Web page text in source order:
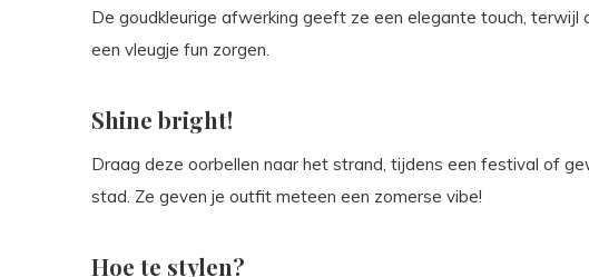
De goudkleurige afwerking geeft ze een elegante touch,
een vleugje fun zorgen.
Shine bright!
Draag deze oorbellen naar het strand, tijdens een festival of
stad. Ze geven je outfit meteen een zomerse vibe!
Hoe te stylen?